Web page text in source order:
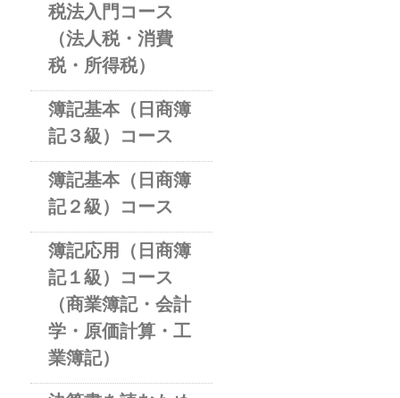
税法入門コース
（法人税・消費
税・所得税）
簿記基本（日商簿
記３級）コース
簿記基本（日商簿
記２級）コース
簿記応用（日商簿
記１級）コース
（商業簿記・会計
学・原価計算・工
業簿記）